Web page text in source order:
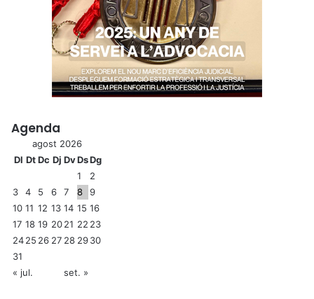
Agenda
agost 2026
Dl DtDc Dj DvDsDg
1
2
3
4 5 6 7 8
9
10 11 12 13 14 15 16
17 18 19 2021 22 23
2425 26 27 28 2930
31
« jul.
set. »